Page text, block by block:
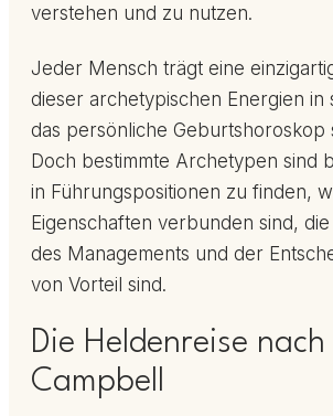
verstehen und zu nutzen.
Jeder Mensch trägt eine
dieser archetypischen Energien in
das persönliche Geburtshoroskop
Doch bestimmte Archetypen sind
in Führungspositionen zu finden,
Eigenschaften verbunden sind,
des Managements und der
von Vorteil sind.
Die Heldenreise nach
Campbell